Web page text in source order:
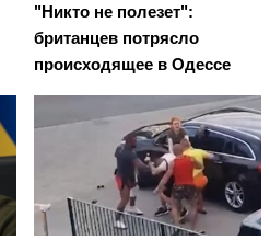
"Никто не полезет":
британцев потрясло
происходящее в Одессе